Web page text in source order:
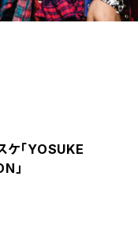
ケ「YOSUKE
」